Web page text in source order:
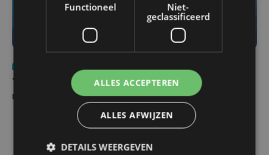
Yaro (19), slachtoffer van vechtpartij, is na
maandenlange coma overleden
Functioneel
Niet-
geclassificeerd
ALLES ACCEPTEREN
ALLES AFWIJZEN
DETAILS WEERGEVEN